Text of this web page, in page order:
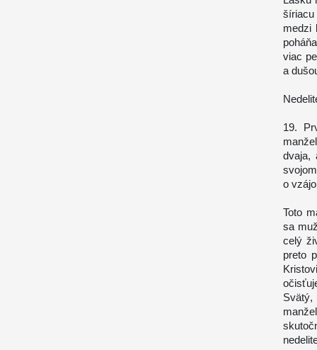
medzi
viac
a
19.
dvaja,
o
Toto
sa
celý
preto